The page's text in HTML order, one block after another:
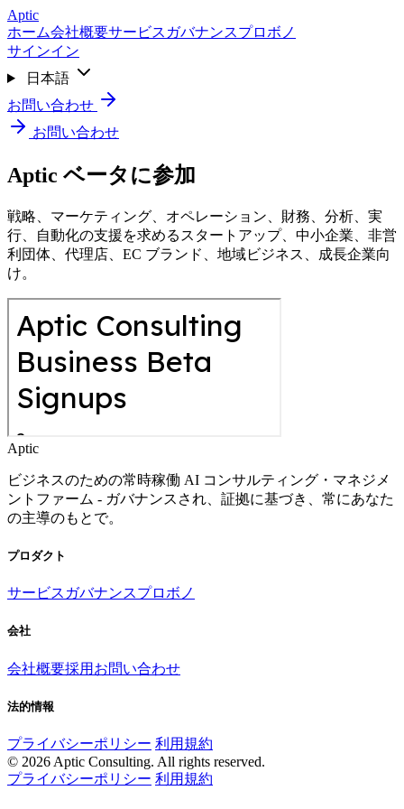
Skip to main content
Aptic
ホーム会社概要サービス ガバナンスプロボノ
サインイン
日本語
お問い合わせ
お問い合わせ
Aptic ベータに参加
戦略、マーケティング、オペレーション、財務、分析、実
行、自動化の支援を求めるスタートアップ、中小企業、非営
利団体、代理店、EC ブランド、地域ビジネス、成長企業向
け。
Aptic
ビジネスのための常時稼働 AI コンサルティング・マネジメ
ントファーム - ガバナンスされ、証拠に基づき、常にあなた
の主導のもとで。
プロダクト
サービス ガバナンスプロボノ
会社
会社概要採用 お問い合わせ
法的情報
プライバシーポリシー 利用規約
© 2026 Aptic Consulting. All rights reserved.
プライバシーポリシー 利用規約